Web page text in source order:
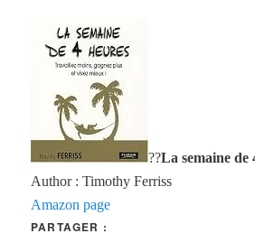
??La semaine de
Author : Timothy Ferriss
Amazon page
PARTAGER :